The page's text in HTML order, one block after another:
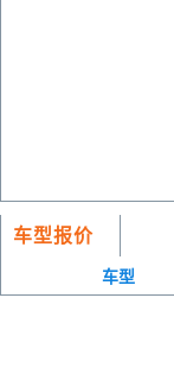
车型报价
车型